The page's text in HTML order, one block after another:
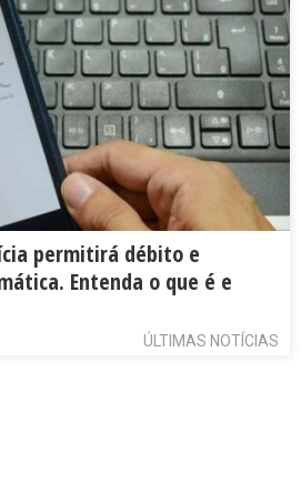
permitirá débito e
Entenda o que é e
ÚLTIMAS NOTÍCIAS